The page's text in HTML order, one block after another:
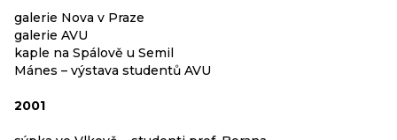
galerie Nova v Praze
galerie AVU
kaple na Spálově u Semil
Mánes – výstava studentů AVU
2001